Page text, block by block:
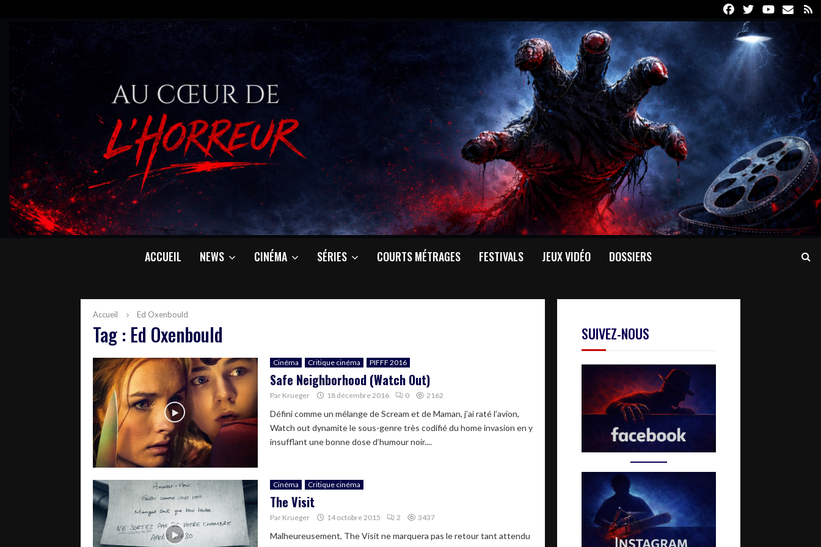
FacebookTwitterYoutube
Email
ACCUEIL NEWS CINÉMA SÉRIES COURTS MÉTRAGES FESTIVALS JEUX VIDÉO DOSSIERS
Accueil Ed Oxenbould
Tag : Ed Oxenbould
Cinéma Critique cinéma PIFFF 2016
Safe Neighborhood (Watch Out)
Par Krueger 18 décembre 2016 0 2162
Défini comme un mélange de Scream et de Maman, j’ai raté l’avion,
Watch out dynamite le sous-genre très codifié du home invasion en y
insufflant une bonne dose d’humour noir....
Cinéma Critique cinéma
The Visit
Par Krueger 14 octobre 2015 2 3437
Malheureusement, The Visit ne marquera pas le retour tant attendu
SUIVEZ-NOUS